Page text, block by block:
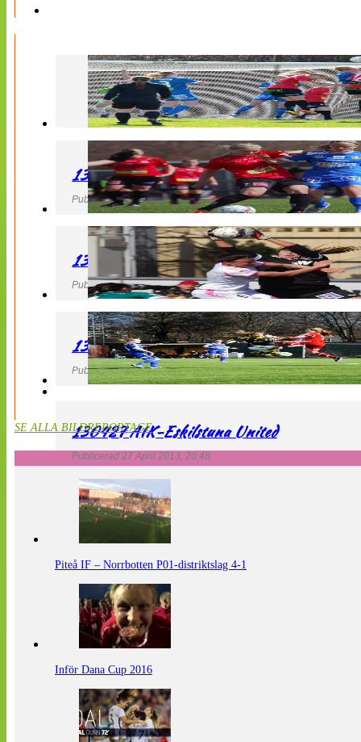
130427 LB 07 – QBIK
Publicerad 27 April 2013, 22:40
130427 IF Limhamn Bunkeflo – QBIK
Publicerad 27 April 2013, 21:10
130427 LdB FC Malmö – Mallbackens IF
Publicerad 27 April 2013, 20:54
130427 AIK-Eskilstuna United
Publicerad 27 April 2013, 20:48
SE ALLA BILDREPORTAGE
Piteå IF – Norrbotten P01-distriktslag 4-1
Inför Dana Cup 2016